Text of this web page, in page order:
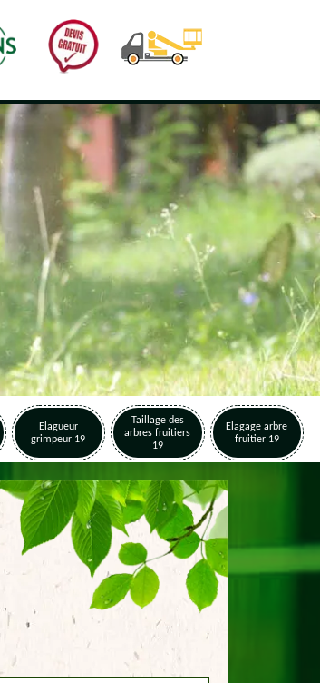
Elagueur
grimpeur 19
Taillage des
arbres fruitiers
19
Elagage arbre
fruitier 19